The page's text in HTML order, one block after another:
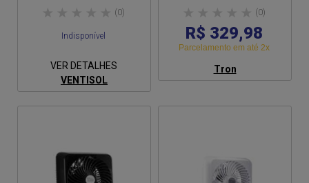
(0)
Indisponível
VER DETALHES
VENTISOL
(0)
R$ 329,98
Parcelamento em até 2x
Tron